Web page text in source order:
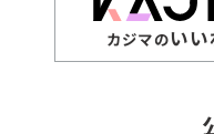
カジマのいい